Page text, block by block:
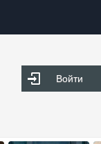
Войти